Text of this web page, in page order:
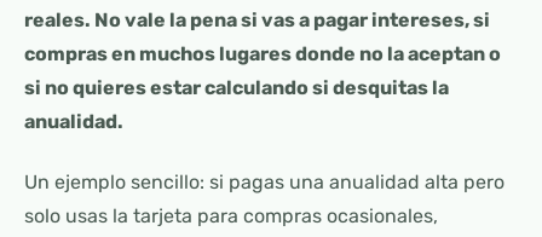
reales. No vale la pena si vas a pagar intereses, si
compras en muchos lugares donde no la aceptan o
si no quieres estar calculando si desquitas la
anualidad.
Un ejemplo sencillo: si pagas una anualidad alta pero
solo usas la tarjeta para compras ocasionales,